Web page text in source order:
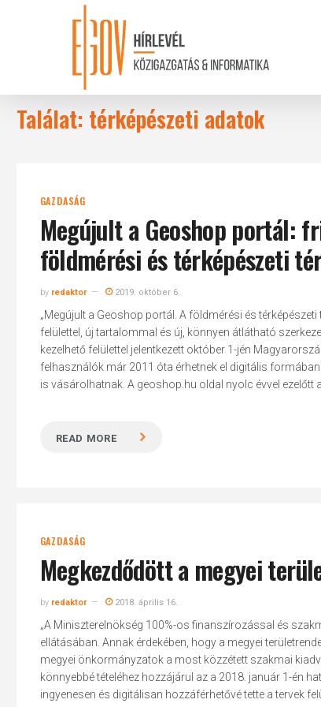
Hit enter to search or ESC to close
Találat: térképészeti adatok
GAZDASÁG
Megújult a Geoshop portál:
földmérési és térképészeti
by redaktor 2019. október 6.
„Megújult a Geoshop portál. A földmérési és
felülettel, új tartalommal és új, könnyen átlátható
kezelhető felülettel jelentkezett október 1-jén
felhasználók már 2011 óta érhetnek el digitális
is vásárolhatnak. A geoshop.hu oldal nyolc évvel ezelőtt
READ MORE
GAZDASÁG
Megkezdődött a megyei
by redaktor 2018. április 16.
„A Miniszterelnökség 100%-os finanszírozással és
ellátásában. Annak érdekében, hogy a megyei
megyei önkormányzatok a most közzétett szakmai
könnyebbé tételéhez hozzájárul az a 2018. január 1-én
ingyenesen és digitálisan hozzáférhetővé tette a tervek